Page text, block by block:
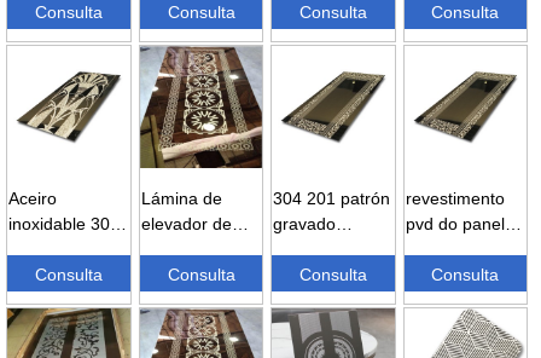
lisa ...Consulta
316 da mellor
calidade, etc.
Consulta
ouro con
espello liso...
Consulta
ascensor da
porta do
Consulta
Aceiro
inoxidable 304
mm de
espesor...
Consulta
Lámina de
elevador de
espello SUS
304 8K de
aceiro
inoxidable...
Consulta
304 201 patrón
gravado
4 × 8 stai ...
Consulta
revestimento
pvd do panel
ascensor da
porta do
ascensor...
Consulta